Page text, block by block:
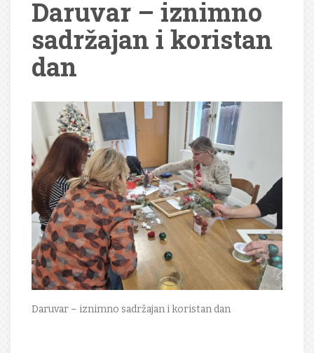
Daruvar – iznimno
sadržajan i koristan
dan
Daruvar – iznimno sadržajan i koristan dan